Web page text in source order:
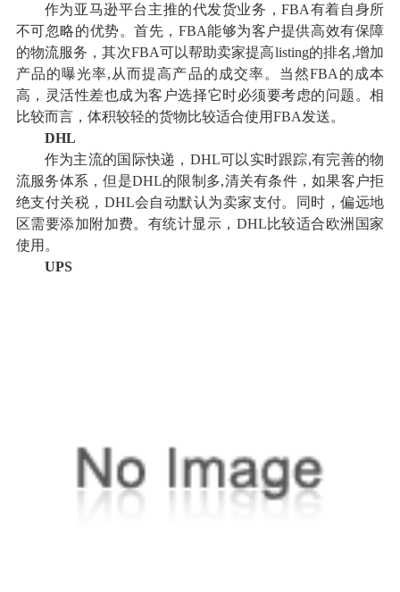
作为亚马逊平台主推的代发货业务，FBA有着自身所
不可忽略的优势。首先，FBA能够为客户提供高效有保障
的物流服务，其次FBA可以帮助卖家提高listing的排名,增加
产品的曝光率,从而提高产品的成交率。当然FBA的成本
高，灵活性差也成为客户选择它时必须要考虑的问题。相
比较而言，体积较轻的货物比较适合使用FBA发送。
DHL
作为主流的国际快递，DHL可以实时跟踪,有完善的物
流服务体系，但是DHL的限制多,清关有条件，如果客户拒
绝支付关税，DHL会自动默认为卖家支付。同时，偏远地
区需要添加附加费。有统计显示，DHL比较适合欧洲国家
使用。
UPS